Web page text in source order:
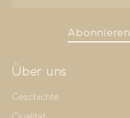
Abonnieren
Über uns
Geschichte